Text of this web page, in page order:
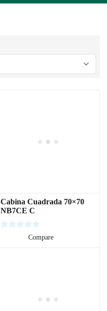
Cabina Cuadrada 70×70
NB7CE C
Compare